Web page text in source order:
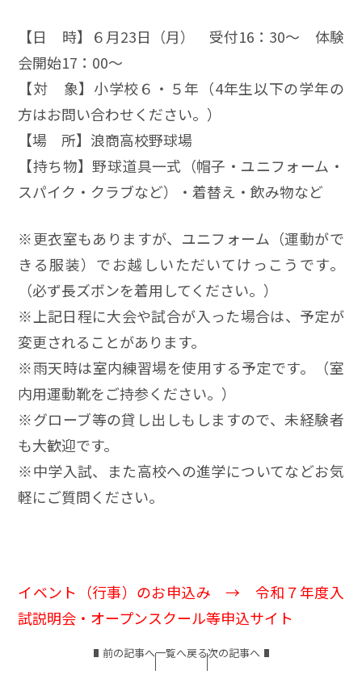
【日 時】６月23日（月） 受付16：30～ 体験
会開始17：00～
【対 象】小学校６・５年（4年生以下の学年の
方はお問い合わせください。）
【場 所】浪商高校野球場
【持ち物】野球道具一式（帽子・ユニフォーム・
スパイク・クラブなど）・着替え・飲み物など
※更衣室もありますが、ユニフォーム（運動がで
きる服装）でお越しいただいてけっこうです。
（必ず長ズボンを着用してください。）
※上記日程に大会や試合が入った場合は、予定が
変更されることがあります。
※雨天時は室内練習場を使用する予定です。（室
内用運動靴をご持参ください。）
※グローブ等の貸し出しもしますので、未経験者
も大歓迎です。
※中学入試、また高校への進学についてなどお気
軽にご質問ください。
イベント（行事）のお申込み → 令和７年度入
試説明会・オープンスクール等申込サイト
前の記事へ一覧へ戻る次の記事へ